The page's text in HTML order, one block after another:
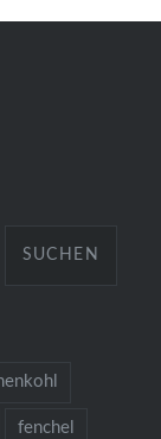
SUCHEN
fenchel